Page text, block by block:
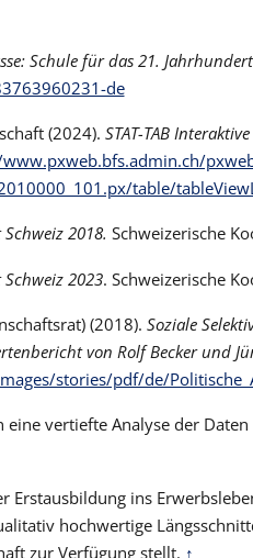
Schule für das 21.
de
(2024). STAT-TAB
table/
2018. Schweizerische
2023. Schweizerische
(2018). Soziale
von Rolf Becker und
stories/pdf/de/
eine vertiefte Analyse der
Erstausbildung ins
hochwertige
zur Verfügung stellt. ↑